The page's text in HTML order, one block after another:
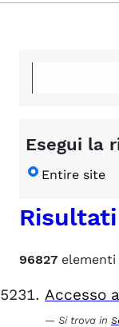
Esegui la
Entire site
96827
Accesso
Si trova in